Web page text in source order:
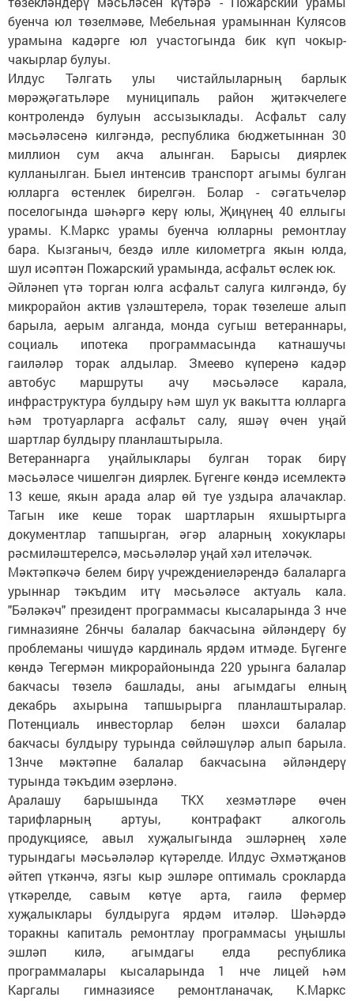
буенча юл төзелмәве, Мебельная урамыннан Кулясов
урамына кадәрге юл участогында бик күп чокыр-
чакырлар булуы.
Илдус Тәлгать улы чистайлыларның барлык
мөрәҗәгатьләре муниципаль район җитәкчелеге
контролендә булуын ассызыклады. Асфальт салу
мәсьәләсенә килгәндә, рес­публика бюджетыннан 30
миллион сум акча алынган. Барысы диярлек
кулланылган. Быел интенсив транспорт агымы булган
юлларга өстенлек бирелгән. Болар - сәгатьчеләр
поселогында шәһәргә керү юлы, Җиңүнең 40 еллыгы
урамы. К.Маркс урамы буенча юлларны ремонтлау
бара. Кызганыч, бездә илле километрга якын юлда,
шул исәптән Пожарский урамында, асфальт өслек юк.
Әйләнеп үтә торган юлга асфальт салуга килгәндә, бу
мик­рорайон актив үзләштерелә, торак төзелеше алып
барыла, аерым алганда, монда сугыш ветераннары,
социаль ипотека программасында катнашучы
гаиләләр торак алдылар. Змеево күперенә кадәр
автобус маршруты ачу мәсьәләсе карала,
инфраструктура булдыру һәм шул ук вакытта юлларга
һәм тротуарларга асфальт салу, яшәү өчен уңай
шартлар булдыру планлаштырыла.
Ветераннарга уңайлыклары булган торак бирү
мәсьәләсе чишелгән диярлек. Бүгенге көндә исемлектә
13 кеше, якын арада алар өй туе уздыра алачаклар.
Тагын ике кеше торак шартларын яхшыртырга
документлар тапшырган, әгәр аларның хокуклары
рәсмиләштерелсә, мәсьәләләр уңай хәл ителәчәк.
Мәктәпкәчә белем бирү учреждениеләрендә балаларга
урыннар тәкъдим итү мәсьәләсе актуаль кала.
"Бәләкәч" президент программасы кысаларында 3 нче
гимназияне 26нчы балалар бакчасына әйләндерү бу
проб­леманы чишүдә кардиналь ярдәм итмәде. Бүгенге
көндә Тегермән микрорайонында 220 урынга балалар
бакчасы төзелә башлады, аны агымдагы елның
декабрь ахырына тапшырырга планлаштыралар.
Потенциаль инвесторлар белән шәхси балалар
бакчасы булдыру турында сөйләшүләр алып барыла.
13нче мәктәпне балалар бакчасына әйләндерү
турында тәкъдим әзерләнә.
Аралашу барышында ТКХ хезмәтләре өчен
тарифларның артуы, контрафакт алкоголь
продукциясе, авыл хуҗалыгында эшләрнең хәле
турындагы мәсьәләләр күтәрелде. Илдус Әхмәтҗанов
әйтеп үткәнчә, язгы кыр эшләре оптималь срокларда
үткәрелде, савым көтүе арта, гаилә фермер
хуҗалыклары булдыруга ярдәм итәләр. Шәһәрдә
торакны капиталь ремонтлау программасы уңышлы
эшләп килә, агымдагы елда республика
программалары кысаларында 1 нче лицей һәм
Каргалы гимназиясе ремонтланачак, К.Маркс